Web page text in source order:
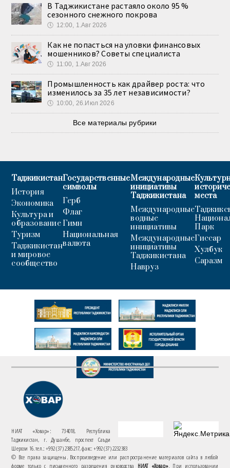
В Таджикистане растаяло около 95 %
сезонного снежного покрова
🕔 12:00, 1.Авг 2026
Как не попасться на уловки финансовых
мошенников? Советы специалиста
🕔 11:00, 1.Авг 2026
Промышленность как драйвер роста: что
изменилось за 35 лет независимости?
🕔 10:00, 26.Июл 2026
Все материалы рубрики
Таджикистан
История
Экономика
Культура и
образование
Туризм
Таджикистан
и мировое
сообщество
Государственные
символы
Герб
Флаг
Гимн
Национальная
валюта
Международные
инициативы
Таджикистана
Международные
водные
инициативы
Международные
инициативы
Таджикистана
Навруз
места
Парк
Гиссар
Хулбук
Саразм
НИАТ «Ховар»: 734018, Республика
Таджикистан, г. Душанбе, проспект Саъди
Шерози 16. тел.: +992 (37) 2385217, факс: +992 (37) 2232383
© Все права защищены. Воспроизведение или распространение материалов сайта в любой
форме только с письменного разрешения руководства НИАТ «Ховар». При использовании